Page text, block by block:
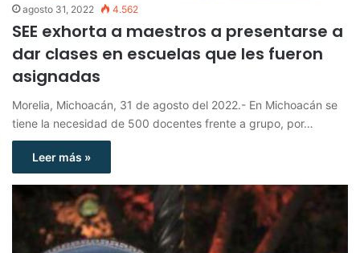
agosto 31, 2022 4.562
SEE exhorta a maestros a presentarse a
dar clases en escuelas que les fueron
asignadas
Morelia, Michoacán, 31 de agosto del 2022.- En Michoacán se
tiene la necesidad de 500 docentes frente a grupo, por…
Leer más »